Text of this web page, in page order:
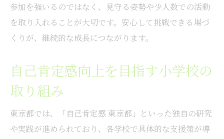
参加を強いるのではなく、見守る姿勢や少人数での活動
を取り入れることが大切です。安心して挑戦できる場づ
くりが、継続的な成長につながります。
自己肯定感向上を目指す小学校の
取り組み
東京都では、「自己肯定感 東京都」といった独自の研究
や実践が進められており、各学校で具体的な支援策が導